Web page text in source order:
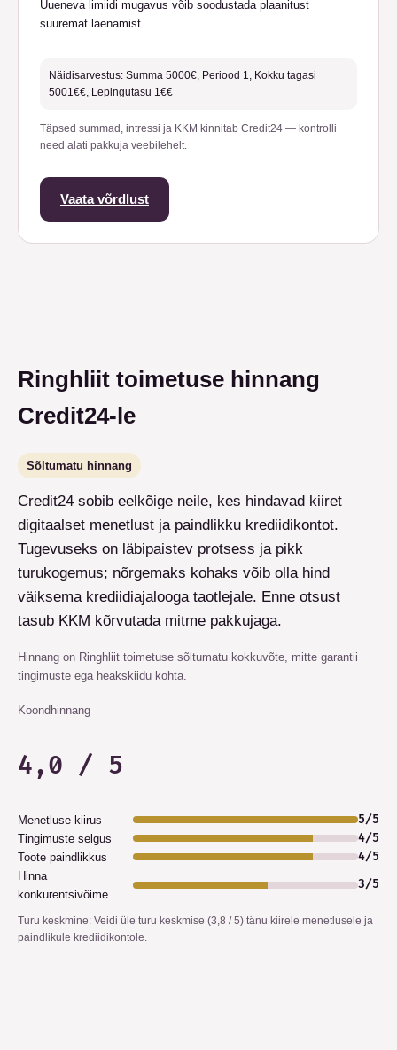
Uueneva limiidi mugavus võib soodustada plaanitust
suuremat laenamist
Näidisarvestus: Summa 5000€, Periood 1, Kokku tagasi
5001€€, Lepingutasu 1€€
Täpsed summad, intressi ja KKM kinnitab Credit24 — kontrolli
need alati pakkuja veebilehelt.
Vaata võrdlust
Ringhliit toimetuse hinnang
Credit24-le
Sõltumatu hinnang
Credit24 sobib eelkõige neile, kes hindavad kiiret
digitaalset menetlust ja paindlikku krediidikontot.
Tugevuseks on läbipaistev protsess ja pikk
turukogemus; nõrgemaks kohaks võib olla hind
väiksema krediidiajalooga taotlejale. Enne otsust
tasub KKM kõrvutada mitme pakkujaga.
Hinnang on Ringhliit toimetuse sõltumatu kokkuvõte, mitte garantii
tingimuste ega heakskiidu kohta.
Koondhinnang
4,0 / 5
Menetluse kiirus 5/5
Tingimuste selgus 4/5
Toote paindlikkus 4/5
Hinna
konkurentsivõime
3/5
Turu keskmine: Veidi üle turu keskmise (3,8 / 5) tänu kiirele menetlusele ja
paindlikule krediidikontole.